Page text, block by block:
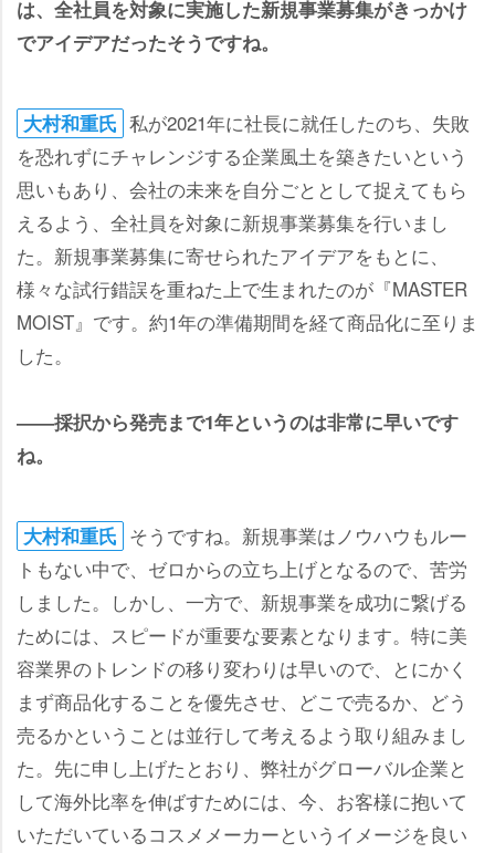
は、全社員を対象に実施した新規事業募集がきっかけ
でアイデアだったそうですね。
大村和重氏 私が2021年に社長に就任したのち、失敗
を恐れずにチャレンジする企業風土を築きたいという
思いもあり、会社の未来を自分ごととして捉えてもら
えるよう、全社員を対象に新規事業募集を行いまし
た。新規事業募集に寄せられたアイデアをもとに、
様々な試行錯誤を重ねた上で生まれたのが『MASTER
MOIST』です。約1年の準備期間を経て商品化に至りま
した。
――採択から発売まで1年というのは非常に早いです
ね。
大村和重氏 そうですね。新規事業はノウハウもルー
トもない中で、ゼロからの立ち上げとなるので、苦労
しました。しかし、一方で、新規事業を成功に繋げる
ためには、スピードが重要な要素となります。特に美
容業界のトレンドの移り変わりは早いので、とにかく
まず商品化することを優先させ、どこで売るか、どう
売るかということは並行して考えるよう取り組みまし
た。先に申し上げたとおり、弊社がグローバル企業と
して海外比率を伸ばすためには、今、お客様に抱いて
いただいているコスメメーカーというイメージを良い